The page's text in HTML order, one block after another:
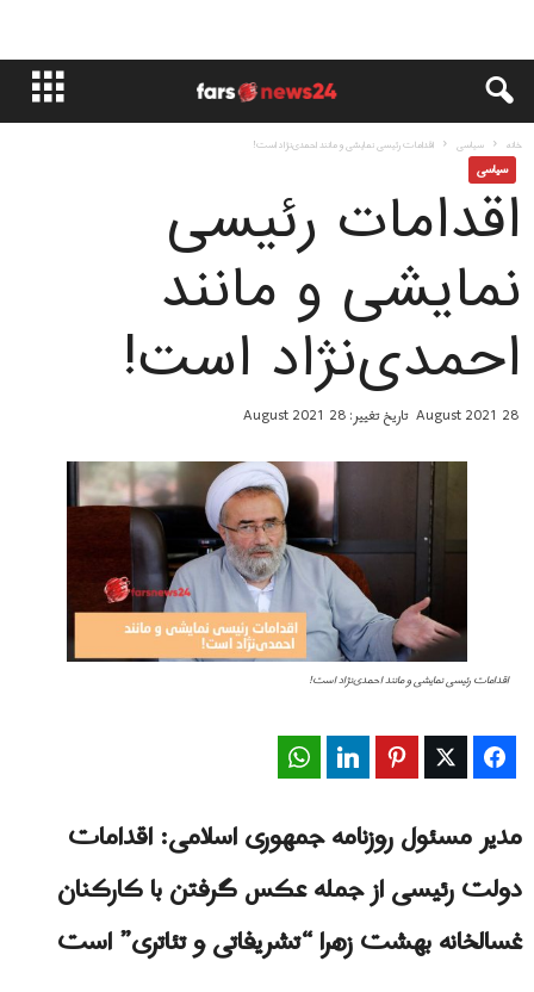
خانه سياسى اقدامات رئیسی نمایشی و مانند احمدی‌نژاد است!
سياسى
اقدامات رئیسی
نمایشی و مانند
احمدی‌نژاد است!
28 August 2021 تاریخ تغییر: 28 August 2021
اقدامات رئیسی نمایشی و مانند احمدی‌نژاد است!
Facebook
Twitter
Pinterest
LinkedIn
مدیر مسئول روزنامه جمهوری اسلامی: اقدامات
دولت رئيسى از جمله عکس گرفتن با کارکنان
غسالخانه بهشت ‌زهرا “تشریفاتی و تئاتری” است